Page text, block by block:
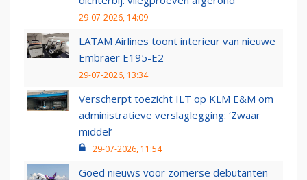
29-07-2026, 14:09
LATAM Airlines toont interieur van nieuwe
Embraer E195-E2
29-07-2026, 13:34
Verscherpt toezicht ILT op KLM E&M om
administratieve verslaglegging: ‘Zwaar
middel’
29-07-2026, 11:54
Goed nieuws voor zomerse debutanten